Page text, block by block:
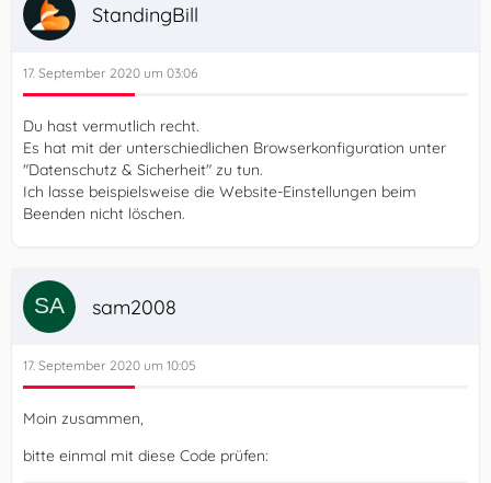
StandingBill
17. September 2020 um 03:06
Du hast vermutlich recht.
Es hat mit der unterschiedlichen Browserkonfiguration unter
"Datenschutz & Sicherheit" zu tun.
Ich lasse beispielsweise die Website-Einstellungen beim
Beenden nicht löschen.
sam2008
17. September 2020 um 10:05
Moin zusammen,
bitte einmal mit diese Code prüfen: